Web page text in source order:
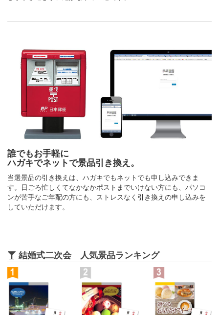
誰でもお手軽に
ハガキでネットで景品引き換え。
当選景品の引き換えは、ハガキでもネットでも申し込みできま
す。日ごろ忙しくてなかなかポストまでいけない方にも、パソコ
ンが苦手なご年配の方にも、ストレスなく引き換えの申し込みを
していただけます。
結婚式二次会 人気景品ランキング